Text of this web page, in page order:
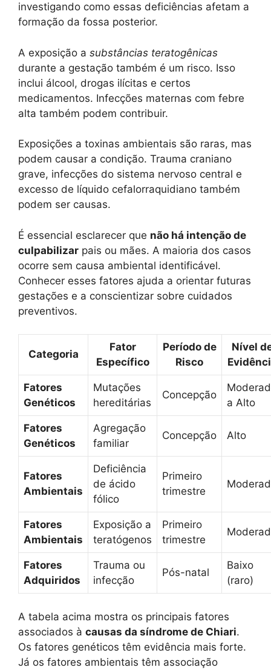
investigando como essas deficiências afetam a
formação da fossa posterior.
A exposição a substâncias teratogênicas
durante a gestação também é um risco. Isso
inclui álcool, drogas ilícitas e certos
medicamentos. Infecções maternas com febre
alta também podem contribuir.
Exposições a toxinas ambientais são raras, mas
podem causar a condição. Trauma craniano
grave, infecções do sistema nervoso central e
excesso de líquido cefalorraquidiano também
podem ser causas.
É essencial esclarecer que não há intenção de
culpabilizar pais ou mães. A maioria dos casos
ocorre sem causa ambiental identificável.
Conhecer esses fatores ajuda a orientar futuras
gestações e a conscientizar sobre cuidados
preventivos.
Categoria
Fator
Específico
Período de
Risco
Nível
Fatores
Genéticos
Mutações
hereditárias
Concepção
a Alto
Fatores
Genéticos
Agregação
familiar
Concepção Alto
Fatores
Ambientais
Deficiência
de ácido
fólico
Primeiro
trimestre
Fatores
Ambientais
Exposição a
teratógenos
Primeiro
trimestre
Fatores
Adquiridos
Trauma ou
infecção
Pós-natal
Baixo
(raro)
A tabela acima mostra os principais fatores
associados à causas da síndrome de Chiari.
Os fatores genéticos têm evidência mais forte.
Já os fatores ambientais têm associação